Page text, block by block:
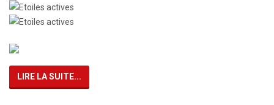
LIRE LA SUITE...